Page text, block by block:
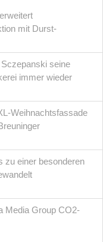
mit Durst-
seine
immer wieder
Weihnachtsfassade
zu einer besonderen
Media Group CO2-